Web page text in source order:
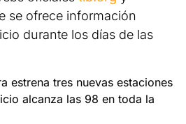
se ofrece información
durante los días de las
estrena tres nuevas estaciones
alcanza las 98 en toda la